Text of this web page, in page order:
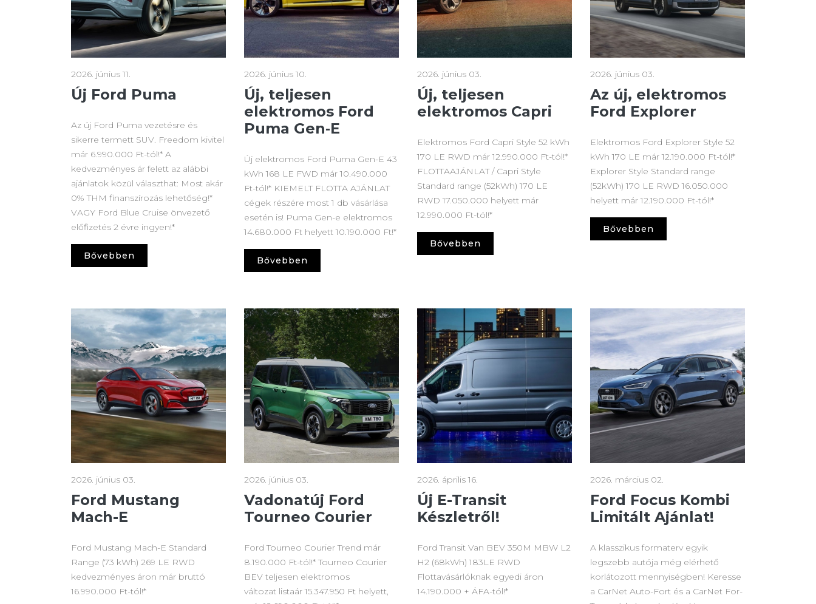
2026. június 11.
Új Ford Puma
Az új Ford Puma vezetésre és
sikerre termett SUV. Freedom kivitel
már 6.990.000 Ft-tól!* A
kedvezményes ár felett az alábbi
ajánlatok közül választhat: Most akár
0% THM finanszírozás lehetőség!*
VAGY Ford Blue Cruise önvezető
előfizetés 2 évre ingyen!*
Bővebben
2026. június 10.
Új, teljesen
elektromos Ford
Puma Gen‑E
Új elektromos Ford Puma Gen-E 43
kWh 168 LE FWD már 10.490.000
Ft-tól!* KIEMELT FLOTTA AJÁNLAT
cégek részére most 1 db vásárlása
esetén is! Puma Gen-e elektromos
14.680.000 Ft helyett 10.190.000 Ft!*
Bővebben
2026. június 03.
Új, teljesen
elektromos Capri
Elektromos Ford Capri Style 52 kWh
170 LE RWD már 12.990.000 Ft-tól!*
FLOTTAAJÁNLAT / Capri Style
Standard range (52kWh) 170 LE
RWD 17.050.000 helyett már
12.990.000 Ft-tól!*
Bővebben
2026. június 03.
Az új, elektromos
Ford Explorer
Elektromos Ford Explorer Style 52
kWh 170 LE már 12.190.000 Ft-tól!*
Explorer Style Standard range
(52kWh) 170 LE RWD 16.050.000
helyett már 12.190.000 Ft-tól!*
Bővebben
2026. június 03.
Ford Mustang
Mach-E
Ford Mustang Mach-E Standard
Range (73 kWh) 269 LE RWD
kedvezményes áron már bruttó
16.990.000 Ft-tól!*
2026. június 03.
Vadonatúj Ford
Tourneo Courier
Ford Tourneo Courier Trend már
8.190.000 Ft-tól!* Tourneo Courier
BEV teljesen elektromos
változat listaár 15.347.950 Ft helyett,
2026. április 16.
Új E-Transit
Készletről!
Ford Transit Van BEV 350M MBW L2
H2 (68kWh) 183LE RWD
Flottavásárlóknak egyedi áron
14.190.000 + ÁFA-tól!*
2026. március 02.
Ford Focus Kombi
Limitált Ajánlat!
A klasszikus formaterv egyik
legszebb autója még elérhető
korlátozott mennyiségben! Keresse
a CarNet Auto-Fort és a CarNet For-